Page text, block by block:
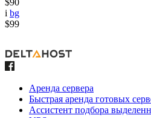
$90
i bg
$99
Аренда сервера
Быстрая аренда готовых
Ассистент подбора